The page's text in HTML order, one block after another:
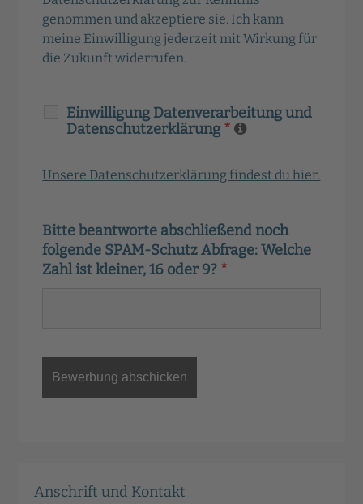
genommen und akzeptiere sie. Ich kann
meine Einwilligung jederzeit mit Wirkung für
die Zukunft widerrufen.
Einwilligung Datenverarbeitung und
Datenschutzerklärung *
Unsere Datenschutzerklärung findest du hier.
Bitte beantworte abschließend noch
folgende SPAM-Schutz Abfrage: Welche
Zahl ist kleiner, 16 oder 9? *
Anschrift und Kontakt